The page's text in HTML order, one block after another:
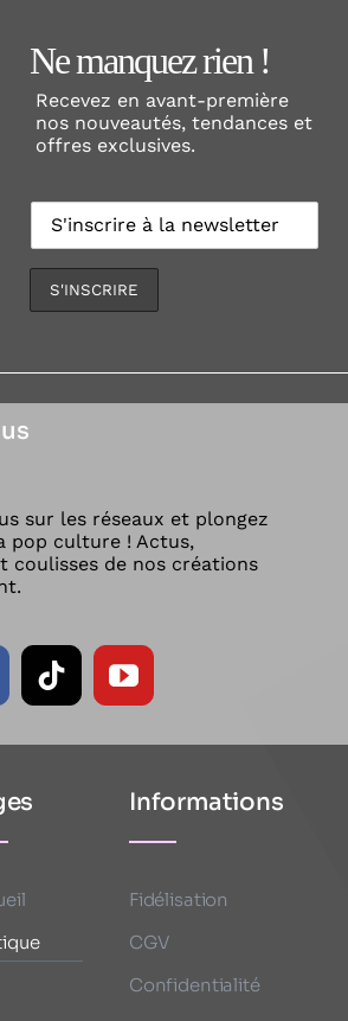
Ne manquez rien !
Recevez en avant-première
nos nouveautés, tendances et
offres exclusives.
sur les réseaux et plongez
pop culture ! Actus,
coulisses de nos créations
Informations
Fidélisation
CGV
Confidentialité